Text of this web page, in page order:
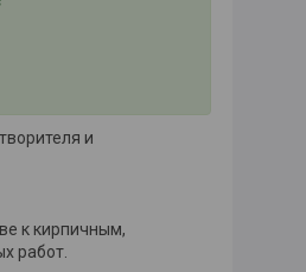
и
к кирпичным,
работ.